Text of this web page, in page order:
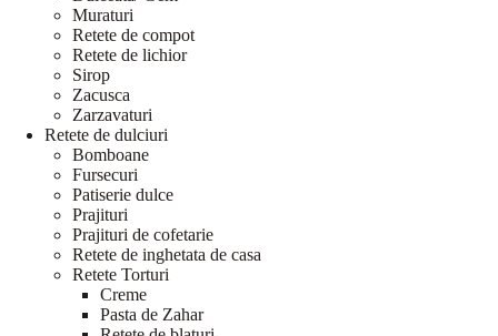
Muraturi
Retete de compot
Retete de lichior
Sirop
Zacusca
Zarzavaturi
Retete de dulciuri
Bomboane
Fursecuri
Patiserie dulce
Prajituri
Prajituri de cofetarie
Retete de inghetata de casa
Retete Torturi
Creme
Pasta de Zahar